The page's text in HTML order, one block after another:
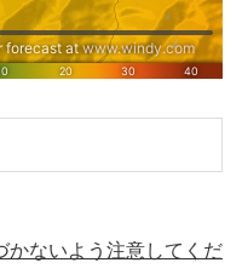
かないよう注意してくだ